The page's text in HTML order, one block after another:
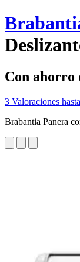
Con ahorro
3 Valoraciones
Brabantia Panera